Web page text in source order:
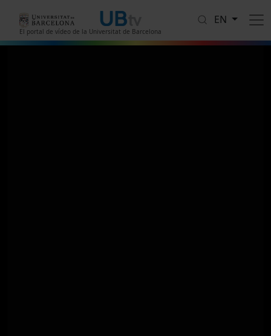
El portal de vídeo de la Universitat de Barcelona
EN